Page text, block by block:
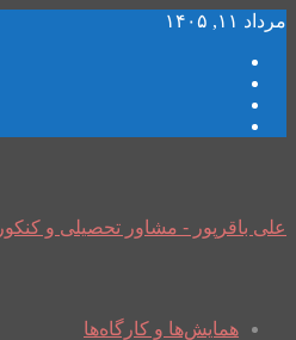
مرداد ۱۱, ۱۴۰۵
علی باقرپور - مشاور تحصیلی و کنکور
همایش‌ها و کارگاه‌ها